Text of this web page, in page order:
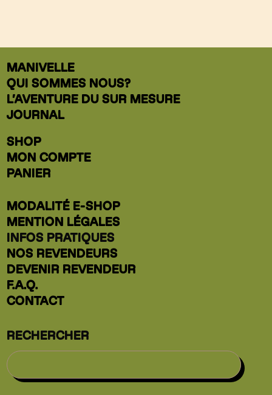
MANIVELLE
QUI SOMMES NOUS?
L’AVENTURE DU SUR MESURE
JOURNAL
SHOP
MON COMPTE
PANIER
MODALITÉ E-SHOP
MENTION LÉGALES
INFOS PRATIQUES
NOS REVENDEURS
DEVENIR REVENDEUR
F.A.Q.
CONTACT
RECHERCHER